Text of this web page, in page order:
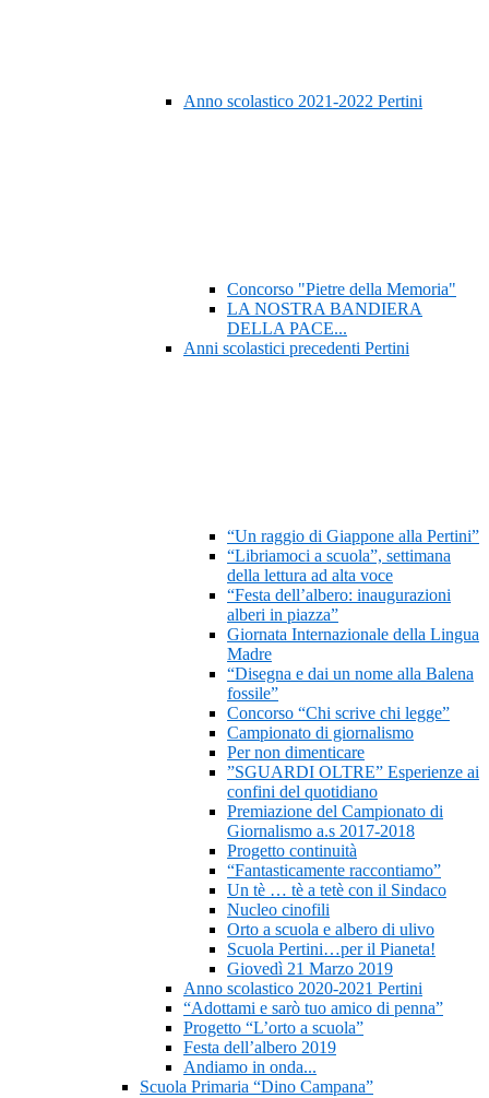
Anno scolastico 2021-2022 Pertini
Concorso "Pietre della Memoria"
LA NOSTRA BANDIERA
DELLA PACE...
Anni scolastici precedenti Pertini
“Un raggio di Giappone alla Pertini”
“Libriamoci a scuola”, settimana
della lettura ad alta voce
“Festa dell’albero: inaugurazioni
alberi in piazza”
Giornata Internazionale della Lingua
Madre
“Disegna e dai un nome alla Balena
fossile”
Concorso “Chi scrive chi legge”
Campionato di giornalismo
Per non dimenticare
”SGUARDI OLTRE” Esperienze ai
confini del quotidiano
Premiazione del Campionato di
Giornalismo a.s 2017-2018
Progetto continuità
“Fantasticamente raccontiamo”
Un tè … tè a tetè con il Sindaco
Nucleo cinofili
Orto a scuola e albero di ulivo
Scuola Pertini…per il Pianeta!
Giovedì 21 Marzo 2019
Anno scolastico 2020-2021 Pertini
“Adottami e sarò tuo amico di penna”
Progetto “L’orto a scuola”
Festa dell’albero 2019
Andiamo in onda...
Scuola Primaria “Dino Campana”